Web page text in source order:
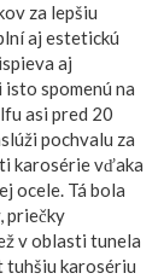
za lepšiu
aj estetickú
aj
spomenú na
asi pred 20
pochvalu za
karosérie vďaka
ocele. Tá bola
priečky
v oblasti tunela
tuhšiu karosériu